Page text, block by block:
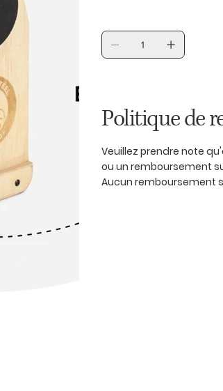
Politique de
Veuillez prendre note
ou un remboursement
Aucun remboursement